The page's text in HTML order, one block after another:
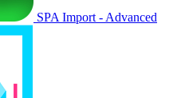
SPA Import - Advanced